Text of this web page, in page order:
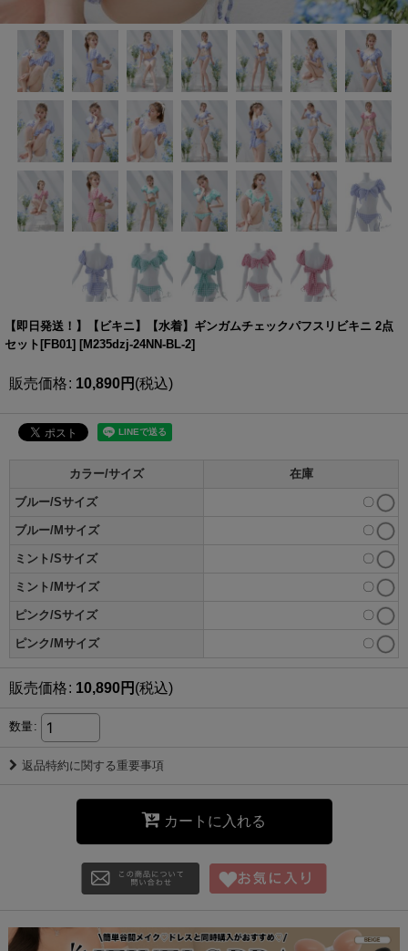
【即日発送！】【ビキニ】【水着】ギンガムチェックパフスリビキニ 2点
セット[FB01] [M235dzj-24NN-BL-2]
販売価格: 10,890円 (税込)
カラー/サイズ 在庫
ブルー/Sサイズ 〇
ブルー/Mサイズ 〇
ミント/Sサイズ 〇
ミント/Mサイズ 〇
ピンク/Sサイズ 〇
ピンク/Mサイズ 〇
販売価格: 10,890円 (税込)
数量:
返品特約に関する重要事項
カートに入れる